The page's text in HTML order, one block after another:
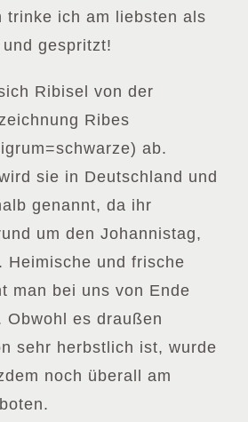
trinke ich am liebsten als
gespritzt!
Ribisel von der
Ribes
ab.
sie in Deutschland und
genannt, da ihr
um den Johannistag,
Heimische und frische
man bei uns von Ende
Obwohl es draußen
sehr herbstlich ist, wurde
noch überall am